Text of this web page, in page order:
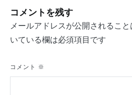
ビ
ゲ
ー
シ
ョ
コメントを残す
メールアドレスが公開されること
いている欄は必須項目です
コメント ※